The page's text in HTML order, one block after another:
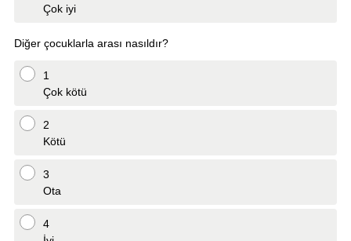
Çok iyi
Diğer çocuklarla arası nasıldır?
1
Çok kötü
2
Kötü
3
Ota
4